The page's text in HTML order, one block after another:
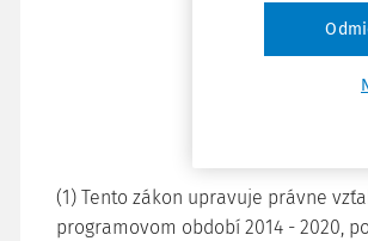
Všeobecné
(1) Tento zákon upravuje právne
programovom období 2014 - 2020,